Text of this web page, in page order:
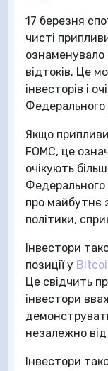
17 березня
чисті
ознаменувало
відтоків. Це
інвесторів і
Федерального
Якщо
FOMC, це
очікують
Федерального
про майбутнє
політики,
Інвестори
позиції у
Це свідчить
інвестори
незалежно
Інвестори